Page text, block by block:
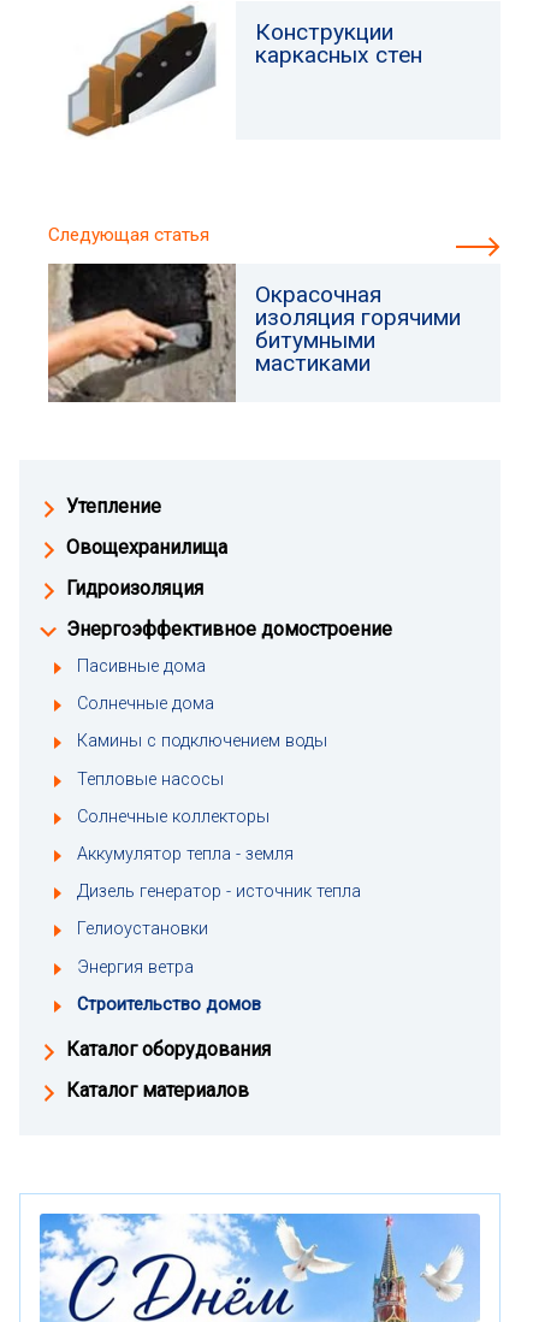
Утепление
Овощехранилища
Гидроизоляция
Энергоэффективное домостроение
Пасивные дома
Солнечные дома
Камины с подключением воды
Тепловые насосы
Солнечные коллекторы
Аккумулятор тепла - земля
Дизель генератор - источник тепла
Гелиоустановки
Энергия ветра
Строительство домов
Каталог оборудования
Каталог материалов
Конструкции
каркасных стен
Следующая статья
Окрасочная
изоляция горячими
битумными
мастиками